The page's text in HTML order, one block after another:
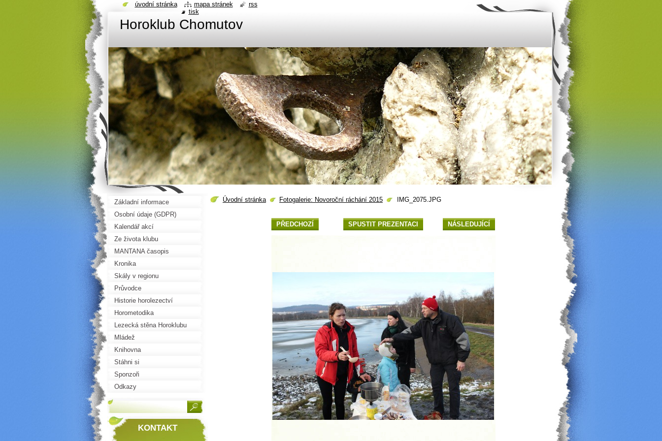
Horoklub Chomutov
Úvodní stránka Fotogalerie: Novoroční ráchání 2015 IMG_2075.JPG
PŘEDCHOZÍ SPUSTIT PREZENTACI NÁSLEDUJÍCÍ
Základní informace
Osobní údaje (GDPR)
Kalendář akcí
Ze života klubu
MANTANA časopis
Kronika
Skály v regionu
Průvodce
Historie horolezectví
Horometodika
Lezecká stěna Horoklubu
Mládež
Knihovna
Stáhni si
Sponzoři
Odkazy
KONTAKT
úvodní stránka mapa stránek
rss
tisk